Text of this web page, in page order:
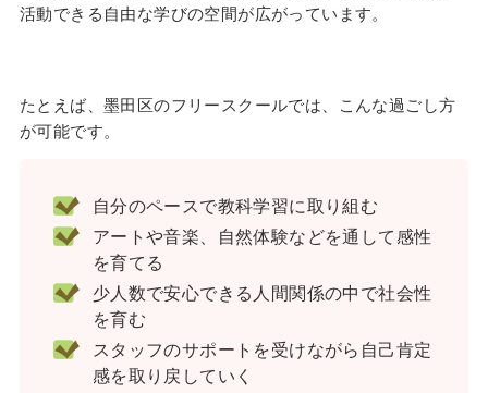
活動できる自由な学びの空間が広がっています。
たとえば、墨田区のフリースクールでは、こんな過ごし方
が可能です。
自分のペースで教科学習に取り組む
アートや音楽、自然体験などを通して感性
を育てる
少人数で安心できる人間関係の中で社会性
を育む
スタッフのサポートを受けながら自己肯定
感を取り戻していく